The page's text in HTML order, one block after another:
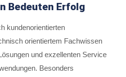
Bedeuten Erfolg
kundenorientierten
orientiertem Fachwissen
und exzellenten Service
Besonders